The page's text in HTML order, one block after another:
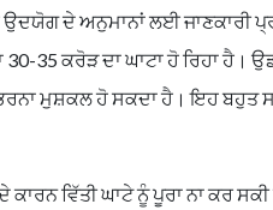
ਉਦਯੋਗ ਦੇ ਅਨੁਮਾਨਾਂ ਲਈ ਜਾਣਕਾਰੀ
35 ਕਰੋੜ ਦਾ ਘਾਟਾ ਹੋ ਰਿਹਾ ਹੈ।
ਮੁਸ਼ਕਲ ਹੋ ਸਕਦਾ ਹੈ। ਇਹ ਬਹੁਤ
ਵਿੱਤੀ ਘਾਟੇ ਨੂੰ ਪੂਰਾ ਨਾ ਕਰ ਸਕੀ